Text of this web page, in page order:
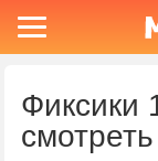
Фиксики